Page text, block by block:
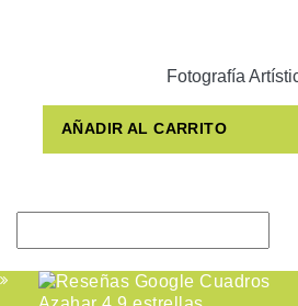
Fotografía
AÑADIR AL CARRITO